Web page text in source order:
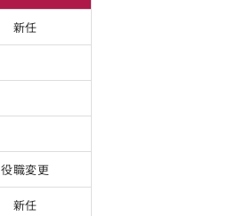
新任
役職変更
新任